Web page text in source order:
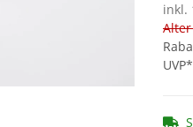
inkl.
Alter